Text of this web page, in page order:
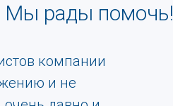
Мы рады помочь!
компании
и не